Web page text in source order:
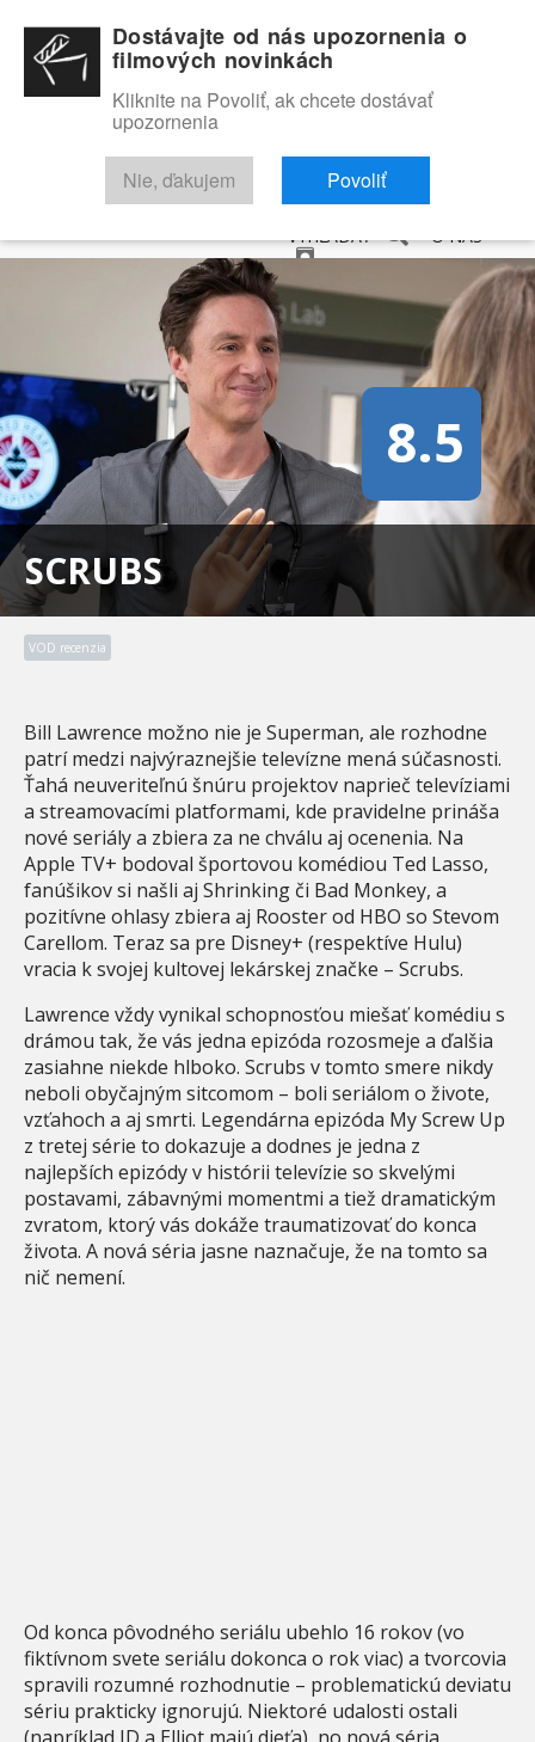
RECENZIE TRAILERY FILMOVÁ DATABÁZA
VYHĽADAŤ O NÁS
SCRUBS
8.5
VOD recenzia
Bill Lawrence možno nie je Superman, ale rozhodne
patrí medzi najvýraznejšie televízne mená súčasnosti.
Ťahá neuveriteľnú šnúru projektov naprieč televíziami
a streamovacími platformami, kde pravidelne prináša
nové seriály a zbiera za ne chválu aj ocenenia. Na
Apple TV+ bodoval športovou komédiou Ted Lasso,
fanúšikov si našli aj Shrinking či Bad Monkey, a
pozitívne ohlasy zbiera aj Rooster od HBO so Stevom
Carellom. Teraz sa pre Disney+ (respektíve Hulu)
vracia k svojej kultovej lekárskej značke – Scrubs.
Lawrence vždy vynikal schopnosťou miešať komédiu s
drámou tak, že vás jedna epizóda rozosmeje a ďalšia
zasiahne niekde hlboko. Scrubs v tomto smere nikdy
neboli obyčajným sitcomom – boli seriálom o živote,
vzťahoch a aj smrti. Legendárna epizóda My Screw Up
z tretej série to dokazuje a dodnes je jedna z
najlepších epizódy v histórii televízie so skvelými
postavami, zábavnými momentmi a tiež dramatickým
zvratom, ktorý vás dokáže traumatizovať do konca
života. A nová séria jasne naznačuje, že na tomto sa
nič nemení.
Od konca pôvodného seriálu ubehlo 16 rokov (vo
fiktívnom svete seriálu dokonca o rok viac) a tvorcovia
spravili rozumné rozhodnutie – problematickú deviatu
sériu prakticky ignorujú. Niektoré udalosti ostali
Dostávajte od nás upozornenia o
filmových novinkách
Kliknite na Povoliť, ak chcete dostávať
upozornenia
Nie, ďakujem Povoliť